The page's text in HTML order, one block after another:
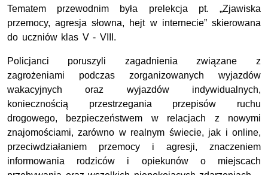
Tematem przewodnim była prelekcja pt. „Zjawiska
przemocy, agresja słowna, hejt w internecie” skierowana
do uczniów klas V - VIII.
Policjanci poruszyli zagadnienia związane z
zagrożeniami podczas zorganizowanych wyjazdów
wakacyjnych oraz wyjazdów indywidualnych,
koniecznością przestrzegania przepisów ruchu
drogowego, bezpieczeństwem w relacjach z nowymi
znajomościami, zarówno w realnym świecie, jak i online,
przeciwdziałaniem przemocy i agresji, znaczeniem
informowania rodziców i opiekunów o miejscach